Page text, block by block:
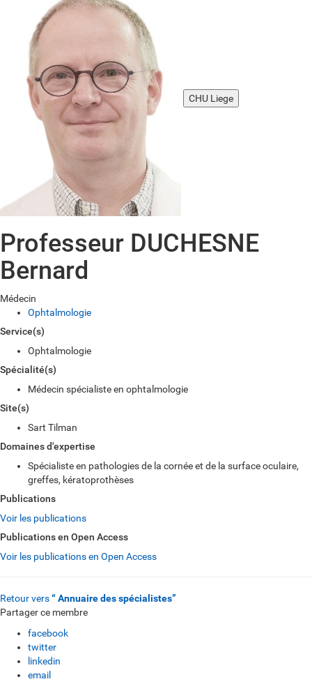
CHU Liege
Professeur DUCHESNE
Bernard
Médecin
Ophtalmologie
Service(s)
Ophtalmologie
Spécialité(s)
Médecin spécialiste en ophtalmologie
Site(s)
Sart Tilman
Domaines d'expertise
Spécialiste en pathologies de la cornée et de la surface oculaire,
greffes, kératoprothèses
Publications
Voir les publications
Publications en Open Access
Voir les publications en Open Access
Retour vers“ Annuaire des spécialistes”
Partager ce membre
facebook
twitter
linkedin
email